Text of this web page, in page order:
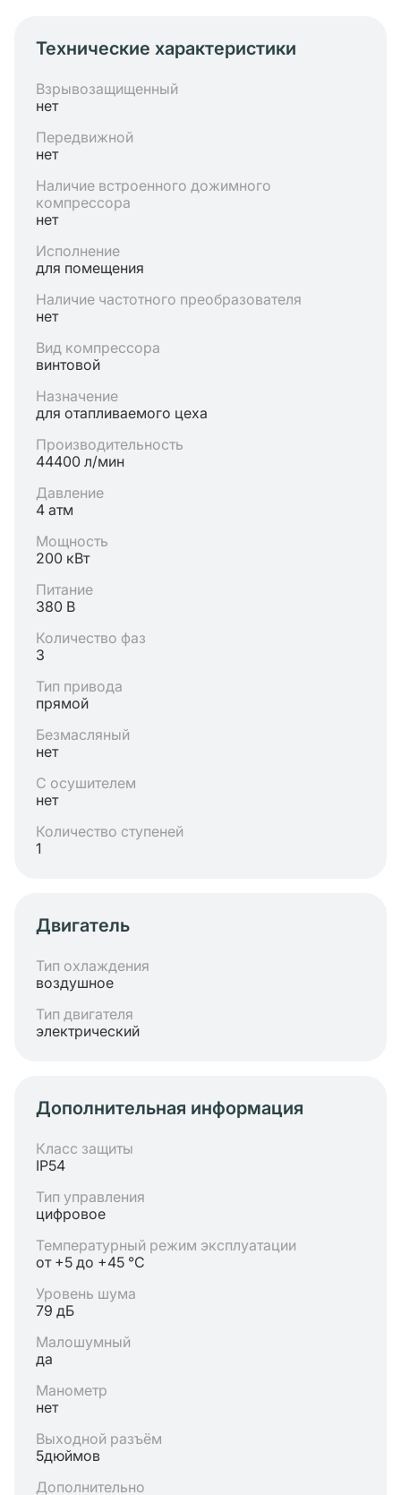
Технические характеристики
Взрывозащищенный
нет
Передвижной
нет
Наличие встроенного дожимного
компрессора
нет
Исполнение
для помещения
Наличие частотного преобразователя
нет
Вид компрессора
винтовой
Назначение
для отапливаемого цеха
Производительность
44400 л/мин
Давление
4 атм
Мощность
200 кВт
Питание
380 В
Количество фаз
3
Тип привода
прямой
Безмасляный
нет
С осушителем
нет
Количество ступеней
1
Двигатель
Тип охлаждения
воздушное
Тип двигателя
электрический
Дополнительная информация
Класс защиты
IP54
Тип управления
цифровое
Температурный режим эксплуатации
от +5 до +45 °C
Уровень шума
79 дБ
Малошумный
да
Манометр
нет
Выходной разъём
5дюймов
Дополнительно